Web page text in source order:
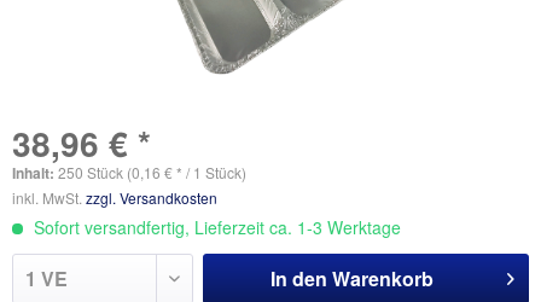
38,96 € *
Inhalt: 250 Stück (0,16 € * / 1 Stück)
inkl. MwSt. zzgl. Versandkosten
Sofort versandfertig, Lieferzeit ca. 1-3 Werktage
In den Warenkorb